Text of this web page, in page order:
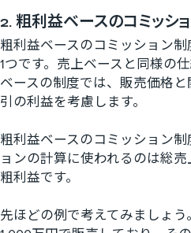
2. 粗利益ベースのコミッシ
粗利益ベースのコミッション
1つです。売上ベースと同様の
ベースの制度では、販売価格
引の利益を考慮します。
粗利益ベースのコミッション
ョンの計算に使われるのは総
粗利益です。
先ほどの例で考えてみましょ